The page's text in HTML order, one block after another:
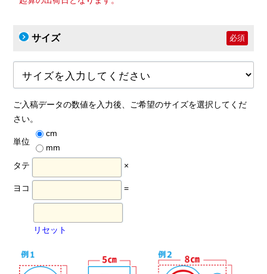
サイズ 必須
ご入稿データの数値を入力後、ご希望のサイズを選択してくだ
さい。
単位
cm
mm
タテ
×
ヨコ =
リセット